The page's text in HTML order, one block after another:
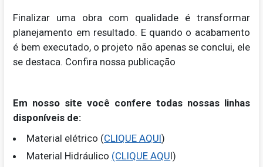
Finalizar uma obra com qualidade é transformar
planejamento em resultado. E quando o acabamento
é bem executado, o projeto não apenas se conclui, ele
se destaca. Confira nossa publicação
Em nosso site você confere todas nossas linhas
disponíveis de:
Material elétrico (CLIQUE AQUI)
Material Hidráulico (CLIQUE AQUI)